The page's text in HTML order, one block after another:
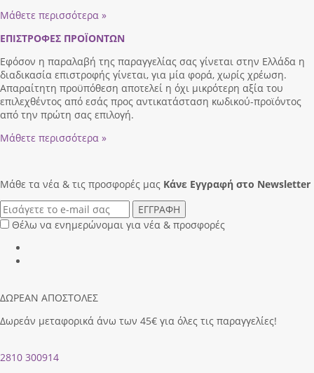
Μάθετε περισσότερα »
ΕΠΙΣΤΡΟΦΕΣ ΠΡΟΪΟΝΤΩΝ
Εφόσον η παραλαβή της παραγγελίας σας γίνεται στην Ελλάδα η
διαδικασία επιστροφής γίνεται, για μία φορά, χωρίς χρέωση.
Απαραίτητη προϋπόθεση αποτελεί η όχι μικρότερη αξία του
επιλεχθέντος από εσάς προς αντικατάσταση κωδικού-προϊόντος
από την πρώτη σας επιλογή.
Μάθετε περισσότερα »
Μάθε τα νέα & τις προσφορές μας Κάνε Eγγραφή στο Newsletter
ΕΓΓΡΑΦΗ
Θέλω να ενημερώνομαι για νέα & προσφορές
ΔΩΡΕΑΝ ΑΠΟΣΤΟΛΕΣ
Δωρεάν μεταφορικά άνω των 45€ για όλες τις παραγγελίες!
2810 300914